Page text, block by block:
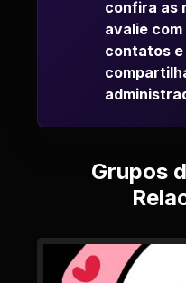
confira as
avalie
contatos
Grupos